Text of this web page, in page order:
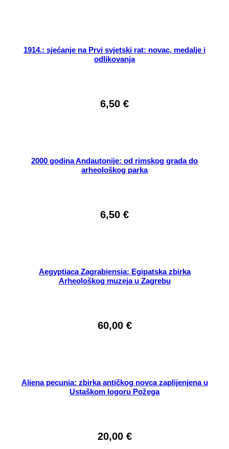
1914.: sjećanje na Prvi svjetski rat: novac, medalje i
odlikovanja
6,50 €
2000 godina Andautonije: od rimskog grada do
arheološkog parka
6,50 €
Aegyptiaca Zagrabiensia: Egipatska zbirka
Arheološkog muzeja u Zagrebu
60,00 €
Aliena pecunia: zbirka antičkog novca zaplijenjena u
Ustaškom logoru Požega
20,00 €